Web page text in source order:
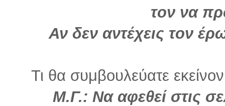
τον να
Αν δεν αντέχεις τον
Τι θα συμβουλεύατε
Μ.Γ.: Να αφεθεί στις